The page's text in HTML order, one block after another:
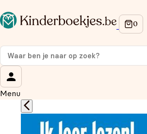
Menu
Op de hoogte blijven van onze acties?
Meld je aan voor onze nieuwsbrief en
korting
Wat is je voornaam?
Wat is je e-mailadres?*